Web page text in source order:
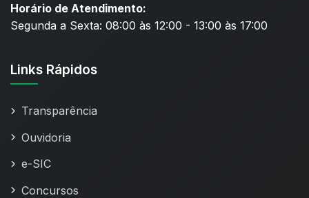
Horário de Atendimento:
Segunda a Sexta: 08:00 às 12:00 - 13:00 às 17:00
Links Rápidos
Transparência
Ouvidoria
e-SIC
Concursos